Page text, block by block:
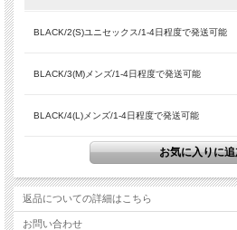
■商品スペック
素材
Cotton 100%
型番
LM-C-176
モデルDATA
BLACK/2(S)ユニセックス/1-4日程度で発送可能
BLACK/3(M)メンズ/1-4日程度で発送可能
BLACK/4(L)メンズ/1-4日程度で発送可能
返品についての詳細はこちら
お問い合わせ